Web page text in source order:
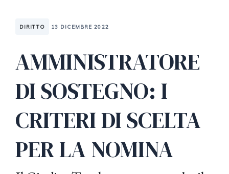
DIRITTO 13 DICEMBRE 2022
AMMINISTRATORE
DI SOSTEGNO: I
CRITERI DI SCELTA
PER LA NOMINA